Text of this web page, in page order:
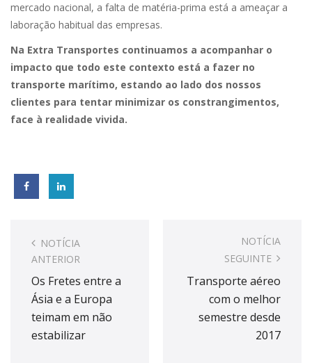
mercado nacional, a falta de matéria-prima está a ameaçar a
laboração habitual das empresas.
Na Extra Transportes continuamos a acompanhar o
impacto que todo este contexto está a fazer no
transporte marítimo, estando ao lado dos nossos
clientes para tentar minimizar os constrangimentos,
face à realidade vivida.
navigation
NOTÍCIA
ANTERIOR
Os Fretes entre a
Ásia e a Europa
teimam em não
estabilizar
NOTÍCIA
SEGUINTE
Transporte aéreo
com o melhor
semestre desde
2017